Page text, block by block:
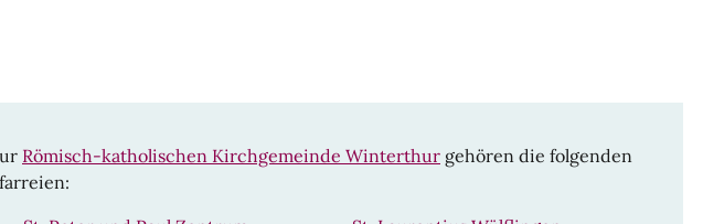
Römisch-katholischen Kirchgemeinde Winterthur gehören die folgenden